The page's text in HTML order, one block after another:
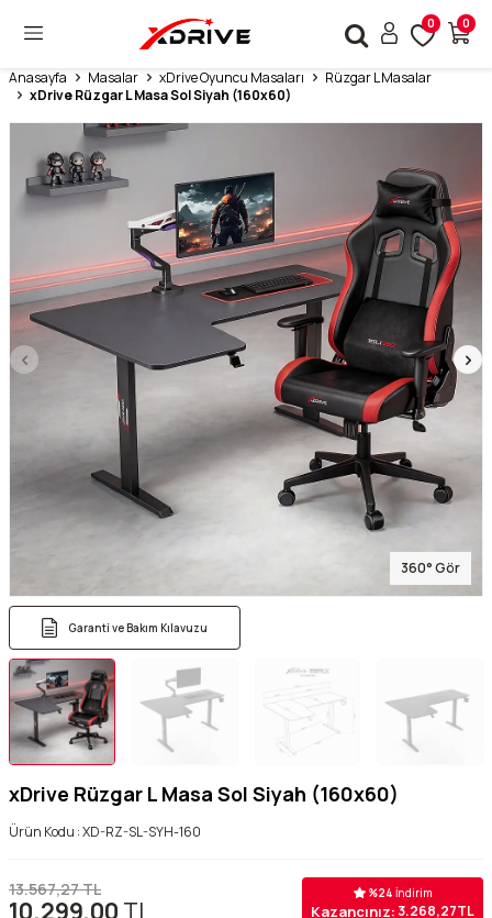
0 0
Anasayfa Masalar xDrive Oyuncu Masaları
Rüzgar L Masalar
xDrive Rüzgar L Masa Sol Siyah (160x60)
360° Gör
Garanti ve Bakım Kılavuzu
xDrive Rüzgar L Masa Sol Siyah (160x60)
Ürün Kodu :XD-RZ-SL-SYH-160
13.567,27TL
10.299,00 TL
%24 İndirim
Kazancınız: 3.268,27TL